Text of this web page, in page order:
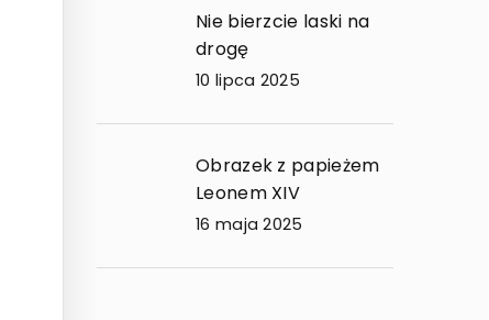
Nie bierzcie laski na
drogę
10 lipca 2025
Obrazek z papieżem
Leonem XIV
16 maja 2025